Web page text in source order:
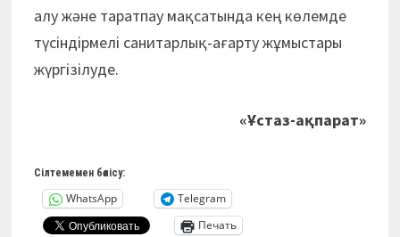
алу және таратпау мақсатында кең көлемде
түсіндірмелі санитарлық-ағарту жұмыстары
жүргізілуде.
«Ұстаз-ақпарат»
Сілтемемен бөлісу:
WhatsApp
Telegram
Печать